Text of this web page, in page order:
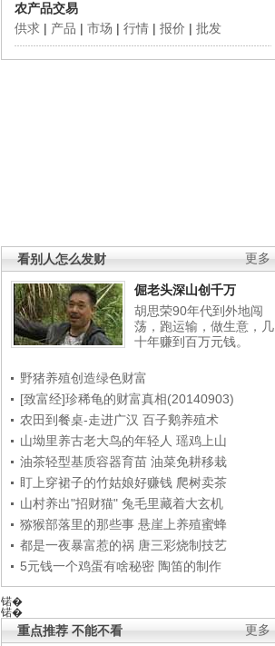
农产品交易
供求 | 产品 | 市场 | 行情 | 报价 | 批发
更多
看别人怎么发财
倔老头深山创千万
胡思荣90年代到外地闯
荡，跑运输，做生意，几
十年赚到百万元钱。
野猪养殖创造绿色财富
[致富经]珍稀龟的财富真相(20140903)
农田到餐桌-走进广汉 百子鹅养殖术
山坳里养古老大鸟的年轻人 瑶鸡上山
油茶轻型基质容器育苗 油菜免耕移栽
盯上穿裙子的竹姑娘好赚钱 爬树卖茶
山村养出"招财猫" 兔毛里藏着大玄机
猕猴部落里的那些事 悬崖上养殖蜜蜂
都是一夜暴富惹的祸 唐三彩烧制技艺
5元钱一个鸡蛋有啥秘密 陶笛的制作
锘�
锘�
更多
重点推荐 不能不看